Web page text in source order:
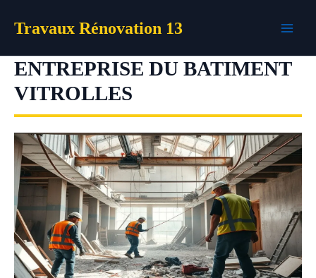
Travaux Rénovation 13
ENTREPRISE DU BATIMENT
VITROLLES